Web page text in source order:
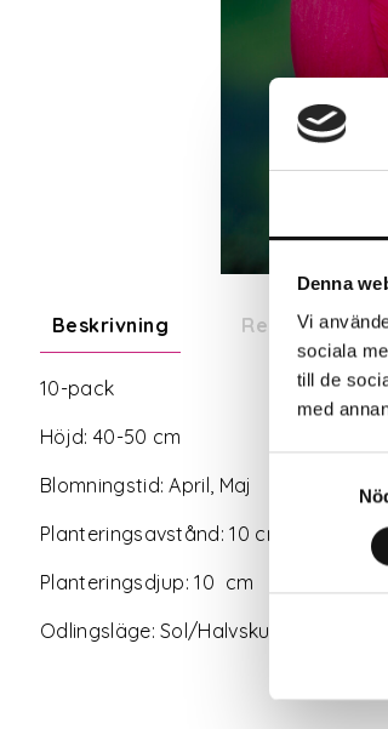
Denna
Vi
sociala
till de
med
Beskrivning Recensioner
10-pack
Höjd: 40-50 cm
Blomningstid: April, Maj
Planteringsavstånd: 10 cm
Planteringsdjup: 10 cm
Odlingsläge: Sol/Halvskugga